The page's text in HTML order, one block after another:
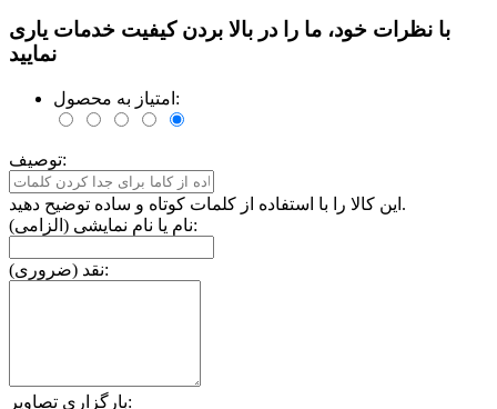
با نظرات خود، ما را در بالا بردن کیفیت خدمات یاری
نمایید
امتیاز به محصول:
توصیف:
این کالا را با استفاده از کلمات کوتاه و ساده توضیح دهید.
نام یا نام نمایشی (الزامی):
نقد (ضروری):
بارگزاری تصاویر: